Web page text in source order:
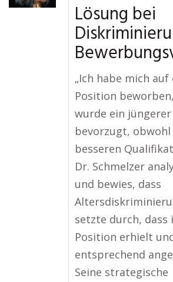
Lösung bei
„Ich habe mich
Position
wurde ein jüngerer
bevorzugt,
besseren
Dr. Schmelzer
und bewies, dass
setzte durch, dass
Position erhielt
entsprechend
Seine strategische